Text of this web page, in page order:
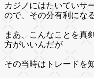
カジノにはたいていサ
ので、その分有利になる
まあ、こんなことを真
方がいいんだが
その当時はトレードを